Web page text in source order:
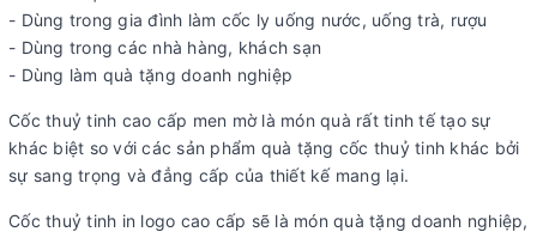
- Dùng trong gia đình làm cốc ly uống nước, uống trà, rượu
- Dùng trong các nhà hàng, khách sạn
- Dùng làm quà tặng doanh nghiệp
Cốc thuỷ tinh cao cấp men mờ là món quà rất tinh tế tạo sự
khác biệt so với các sản phẩm quà tặng cốc thuỷ tinh khác bởi
sự sang trọng và đẳng cấp của thiết kế mang lại.
Cốc thuỷ tinh in logo cao cấp sẽ là món quà tặng doanh nghiệp,